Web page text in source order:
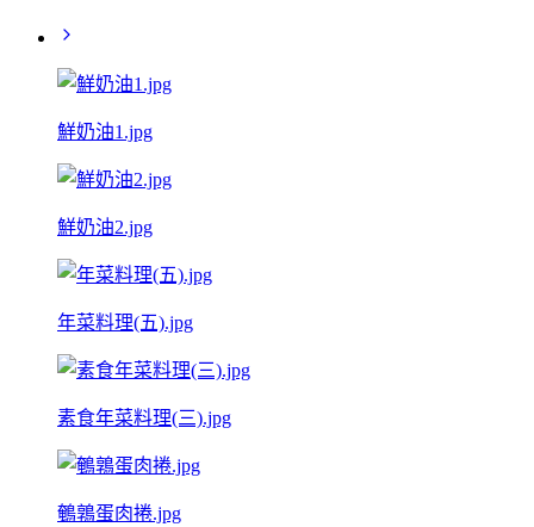
鮮奶油1.jpg
鮮奶油2.jpg
年菜料理(五).jpg
素食年菜料理(三).jpg
鵪鶉蛋肉捲.jpg